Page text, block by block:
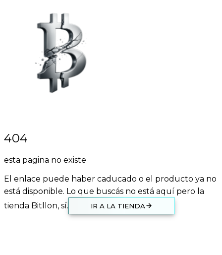
404
esta pagina no existe
El enlace puede haber caducado o el producto ya no
está disponible. Lo que buscás no está aquí pero la
tienda Bitllon, sí.
IR A LA TIENDA